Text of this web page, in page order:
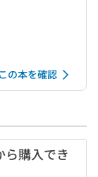
の本を確認
ら購入でき